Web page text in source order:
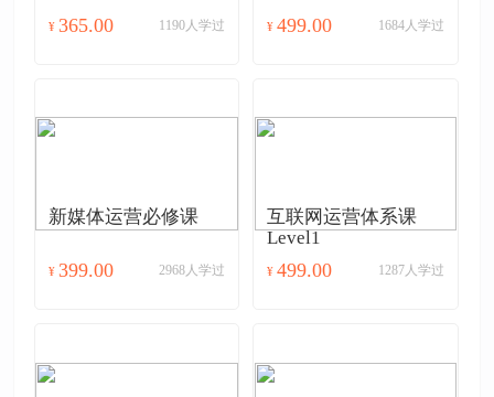
¥ 365.00 1190人学过 ¥ 499.00 1684人学过
新媒体运营必修课
¥ 399.00 2968人学过
互联网运营体系课
Level1
¥ 499.00 1287人学过